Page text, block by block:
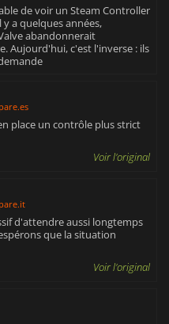
de voir un Steam Controller
a quelques années,
abandonnerait
Aujourd'hui, c'est l'inverse : ils
place un contrôle plus strict
Voir l'original
d'attendre aussi longtemps
que la situation
Voir l'original